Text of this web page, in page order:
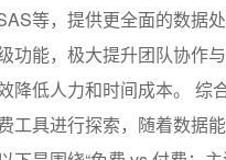
等，提供更全面的数据
功能，极大提升团队协作
降低人力和时间成本。 综
工具进行探索，随着数据